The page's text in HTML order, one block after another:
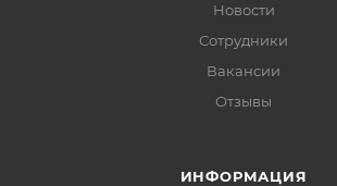
Новости
Сотрудники
Вакансии
Отзывы
ИНФОРМАЦИЯ